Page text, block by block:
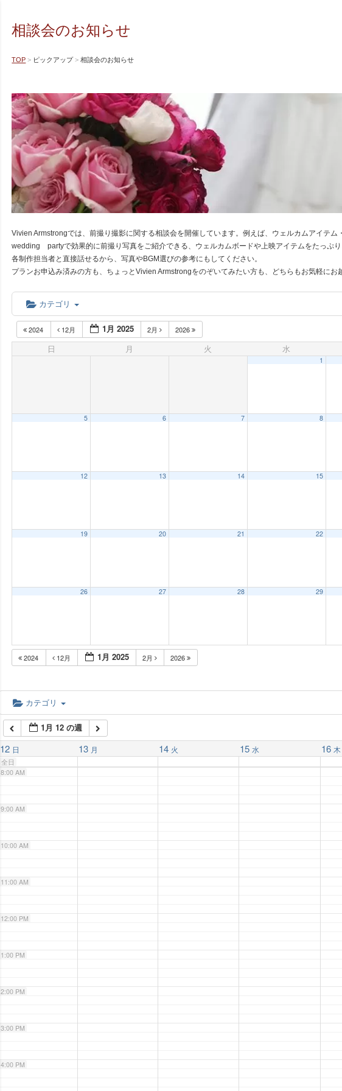
相談会のお知らせ
TOP ピックアップ 相談会のお知らせ
Vivien Armstrongでは、前撮り撮影に関する相談会を開催しています。例えば、ウェルカムアイテム
wedding partyで効果的に前撮り写真をご紹介できる、ウェルカムボードや上映アイテムをたっぷり
各制作担当者と直接話せるから、写真やBGM選びの参考にもしてください。
プランお申込み済みの方も、ちょっとVivien Armstrongをのぞいてみたい方も、どちらもお気軽に
カテゴリ
2024 12月 1月 2025 2月 2026
日 月 火 水
1
5 6 7 8
12 13 14 15
19 20 21 22
26 27 28 29
2024 12月 1月 2025 2月 2026
カテゴリ
1月 12 の週
12 日 13 月 14 火 15 水 16 木
全日
3:00 AM
5:00 AM
6:00 AM
7:00 AM
8:00 AM
9:00 AM
10:00 AM
11:00 AM
12:00 PM
1:00 PM
2:00 PM
3:00 PM
4:00 PM